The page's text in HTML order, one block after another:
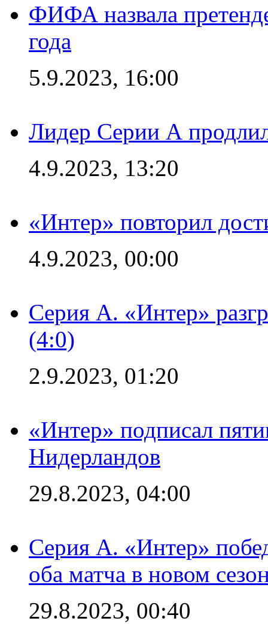
ФИФА назвала
года
5.9.2023, 16:00
Лидер Серии А
4.9.2023, 13:20
«Интер» повторил
4.9.2023, 00:00
Серия А. «Интер»
(4:0)
2.9.2023, 01:20
«Интер» подписал
Нидерландов
29.8.2023, 04:00
Серия А. «Интер»
оба матча в новом
29.8.2023, 00:40